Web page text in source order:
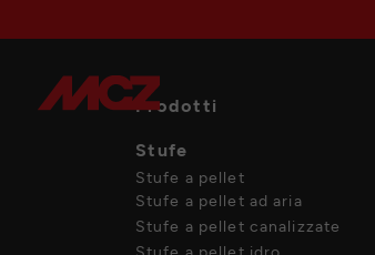
Prodotti
Stufe
Stufe a pellet
Stufe a pellet ad aria
Stufe a pellet canalizzate
Stufe a pellet idro